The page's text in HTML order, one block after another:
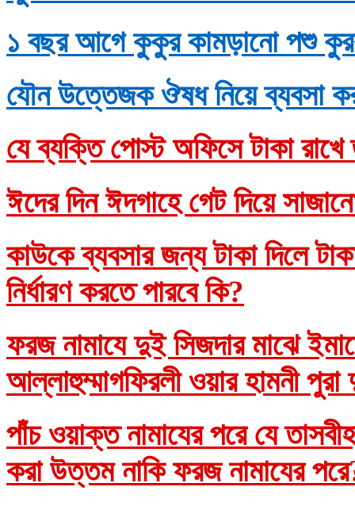
১ বছর আগে কুকুর কামড়ানো পশু
যৌন উত্তেজক ঔষধ নিয়ে ব্যবসা
যে ব্যক্তি পোস্ট অফিসে টাকা রাখে
ঈদের দিন ঈদগাহে গেট দিয়ে
কাউকে ব্যবসার জন্য টাকা দিলে
নির্ধারণ করতে পারবে কি?
ফরজ নামাযে দুই সিজদার মাঝে
আল্লাহুম্মাগফিরলী ওয়ার হামনী
পাঁচ ওয়াক্ত নামাযের পরে যে
করা উত্তম নাকি ফরজ নামাযের